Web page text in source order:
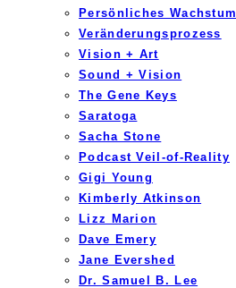
Persönliches Wachstum
Veränderungsprozess
Vision + Art
Sound + Vision
The Gene Keys
Saratoga
Sacha Stone
Podcast Veil-of-Reality
Gigi Young
Kimberly Atkinson
Lizz Marion
Dave Emery
Jane Evershed
Dr. Samuel B. Lee